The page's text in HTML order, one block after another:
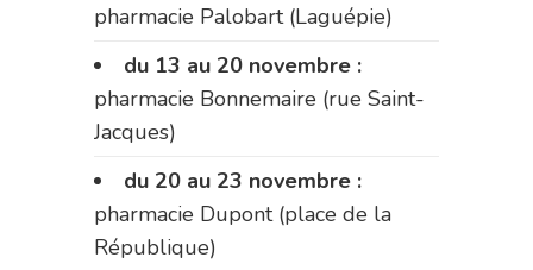
pharmacie Palobart (Laguépie)
du 13 au 20 novembre :
pharmacie Bonnemaire (rue Saint-
Jacques)
du 20 au 23 novembre :
pharmacie Dupont (place de la
République)